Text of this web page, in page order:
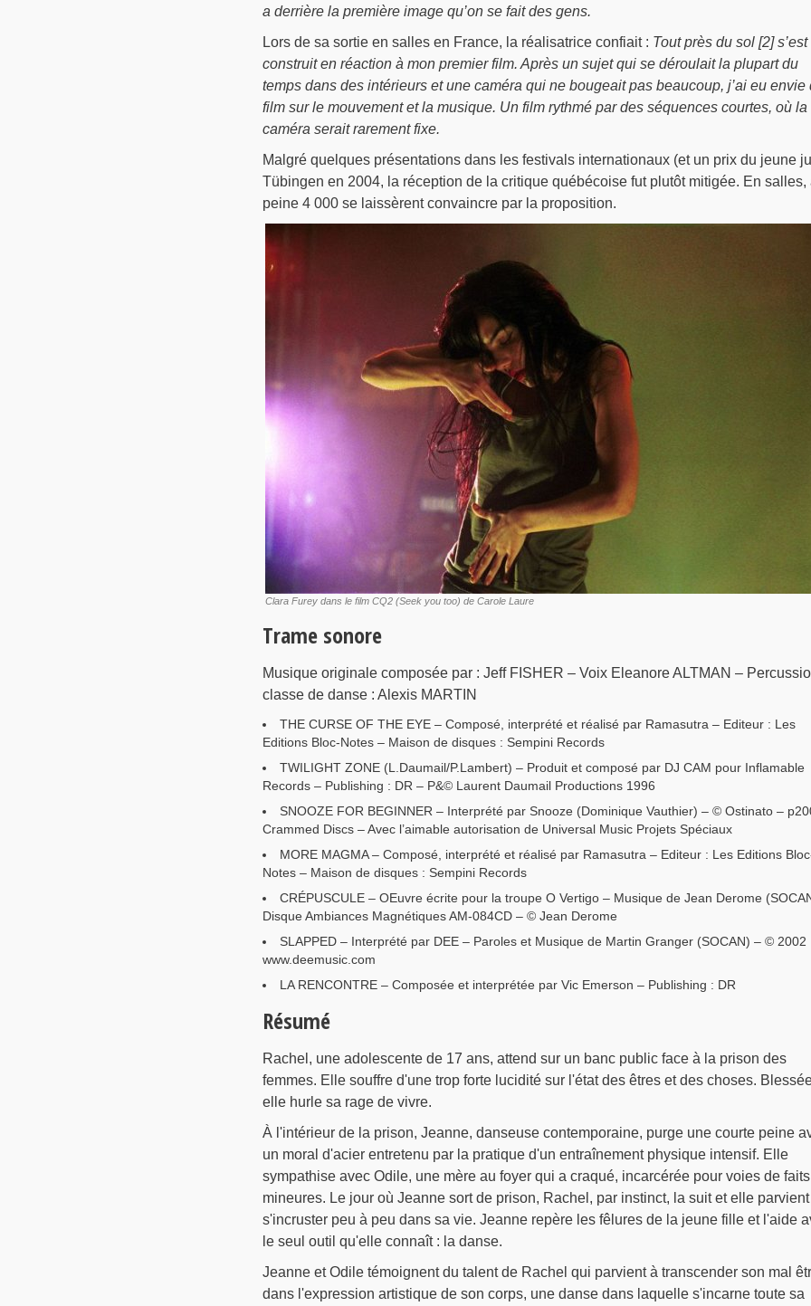
a derrière la première image qu’on se fait des gens.
Lors de sa sortie en salles en France, la réalisatrice confiait : Tout près du sol [2] s’est
construit en réaction à mon premier film. Après un sujet qui se déroulait la plupart du
temps dans des intérieurs et une caméra qui ne bougeait pas beaucoup, j’ai eu envie
film sur le mouvement et la musique. Un film rythmé par des séquences courtes, où la
caméra serait rarement fixe.
Malgré quelques présentations dans les festivals internationaux (et un prix du jeune
Tübingen en 2004, la réception de la critique québécoise fut plutôt mitigée. En salles,
peine 4 000 se laissèrent convaincre par la proposition.
Clara Furey dans le film CQ2 (Seek you too) de Carole Laure
Trame sonore
Musique originale composée par : Jeff FISHER – Voix Eleanore ALTMAN –
classe de danse : Alexis MARTIN
THE CURSE OF THE EYE – Composé, interprété et réalisé par Ramasutra – Editeur : Les
Editions Bloc-Notes – Maison de disques : Sempini Records
TWILIGHT ZONE (L.Daumail/P.Lambert) – Produit et composé par DJ CAM pour Inflamable
Records – Publishing : DR – P&© Laurent Daumail Productions 1996
SNOOZE FOR BEGINNER – Interprété par Snooze (Dominique Vauthier) – © Ostinato –
Crammed Discs – Avec l’aimable autorisation de Universal Music Projets Spéciaux
MORE MAGMA – Composé, interprété et réalisé par Ramasutra – Editeur : Les Editions
Notes – Maison de disques : Sempini Records
CRÉPUSCULE – OEuvre écrite pour la troupe O Vertigo – Musique de Jean Derome
Disque Ambiances Magnétiques AM-084CD – © Jean Derome
SLAPPED – Interprété par DEE – Paroles et Musique de Martin Granger (SOCAN) – © 2002
www.deemusic.com
LA RENCONTRE – Composée et interprétée par Vic Emerson – Publishing : DR
Résumé
Rachel, une adolescente de 17 ans, attend sur un banc public face à la prison des
femmes. Elle souffre d'une trop forte lucidité sur l'état des êtres et des choses.
elle hurle sa rage de vivre.
À l'intérieur de la prison, Jeanne, danseuse contemporaine, purge une courte peine
un moral d'acier entretenu par la pratique d'un entraînement physique intensif. Elle
sympathise avec Odile, une mère au foyer qui a craqué, incarcérée pour voies de faits
mineures. Le jour où Jeanne sort de prison, Rachel, par instinct, la suit et elle parvient
s'incruster peu à peu dans sa vie. Jeanne repère les fêlures de la jeune fille et l'aide
le seul outil qu'elle connaît : la danse.
Jeanne et Odile témoignent du talent de Rachel qui parvient à transcender son mal
dans l'expression artistique de son corps, une danse dans laquelle s'incarne toute sa